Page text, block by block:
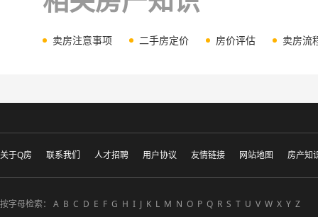
卖房注意事项 二手房定价 房价评估 卖房流
关于Q房 联系我们 人才招聘 用户协议 友情链接 网站地图 房产知
按字母检索： A B C D E F G H I J K L M N O P Q R S T U V W X Y Z